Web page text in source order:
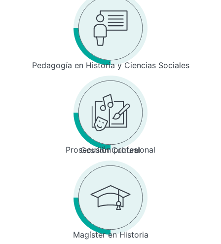
Pedagogía en Historia y Ciencias Sociales
Prosecusión profesional
Gestión Cultural
Magíster en Historia